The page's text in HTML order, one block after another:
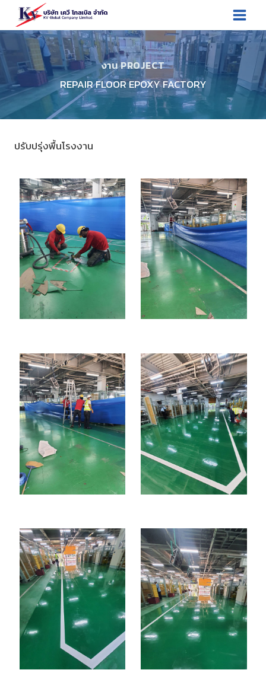
Skip
content
งาน PROJECT
REPAIR FLOOR EPOXY FACTORY
ปรับปรุ่งพื้นโรงงาน